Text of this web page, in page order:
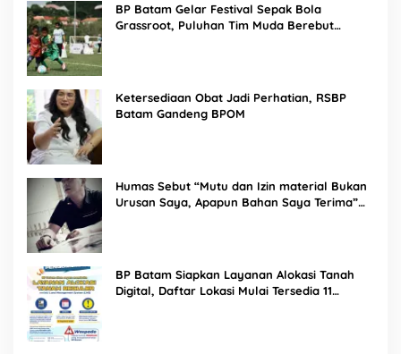
BP Batam Gelar Festival Sepak Bola
Grassroot, Puluhan Tim Muda Berebut
Ketersediaan Obat Jadi Perhatian, RSBP
Batam Gandeng BPOM
Humas Sebut “Mutu dan Izin material Bukan
Urusan Saya, Apapun Bahan Saya Terima”
BP Batam Siapkan Layanan Alokasi Tanah
Digital, Daftar Lokasi Mulai Tersedia 11